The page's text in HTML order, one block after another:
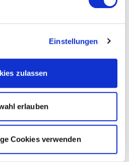
Einstellungen
zulassen
erlauben
Cookies verwenden